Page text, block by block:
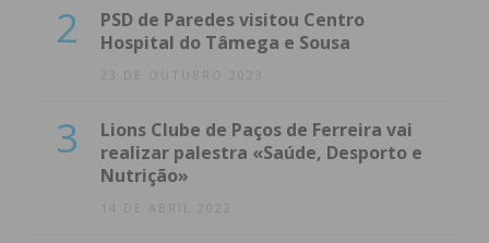
2
PSD de Paredes visitou Centro
Hospital do Tâmega e Sousa
23 DE OUTUBRO 2023
3
Lions Clube de Paços de Ferreira vai
realizar palestra «Saúde, Desporto e
Nutrição»
14 DE ABRIL 2022